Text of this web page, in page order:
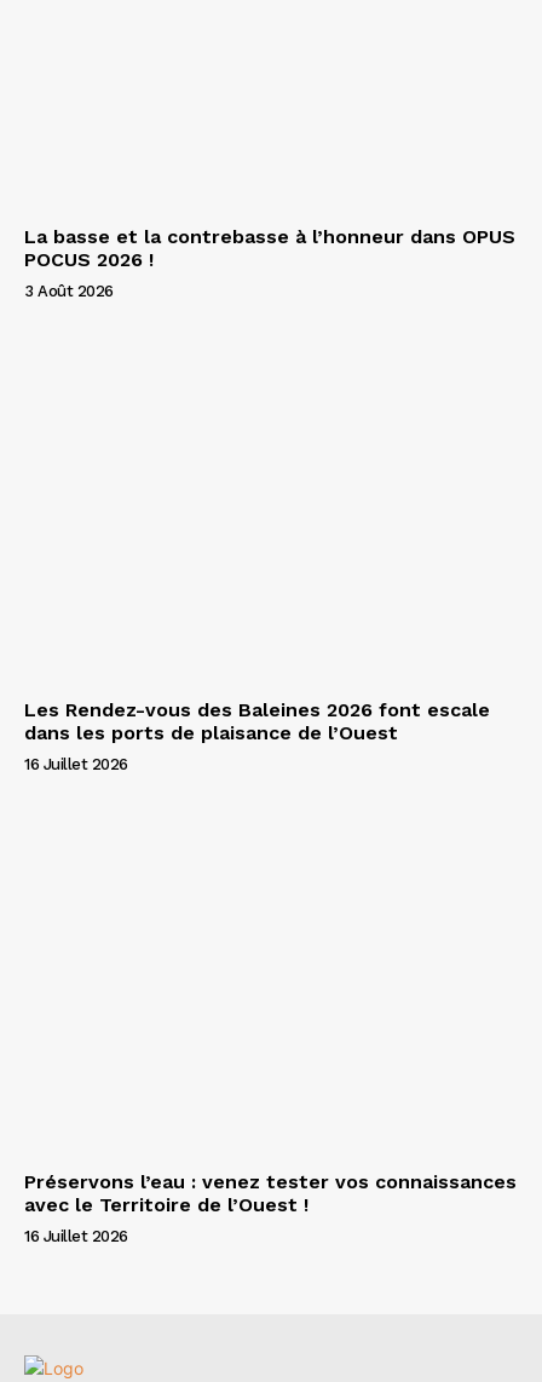
La basse et la contrebasse à l’honneur dans OPUS
POCUS 2026 !
3 Août 2026
Les Rendez-vous des Baleines 2026 font escale
dans les ports de plaisance de l’Ouest
16 Juillet 2026
Préservons l’eau : venez tester vos connaissances
avec le Territoire de l’Ouest !
16 Juillet 2026